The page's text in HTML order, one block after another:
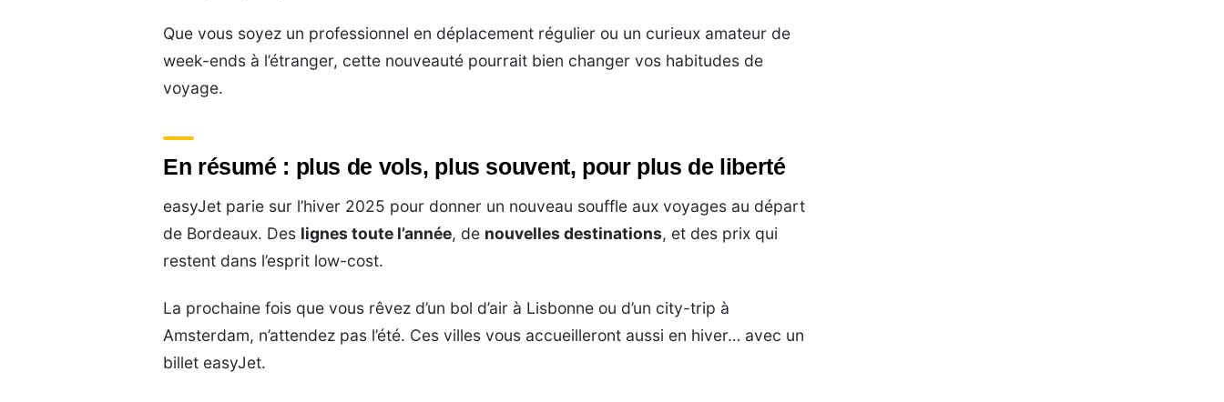
Que vous soyez un professionnel en déplacement régulier ou un curieux amateur de
week-ends à l’étranger, cette nouveauté pourrait bien changer vos habitudes de
voyage.
En résumé : plus de vols, plus souvent, pour plus de liberté
easyJet parie sur l’hiver 2025 pour donner un nouveau souffle aux voyages au départ
de Bordeaux. Des lignes toute l’année, de nouvelles destinations, et des prix qui
restent dans l’esprit low-cost.
La prochaine fois que vous rêvez d’un bol d’air à Lisbonne ou d’un city-trip à
Amsterdam, n’attendez pas l’été. Ces villes vous accueilleront aussi en hiver… avec un
billet easyJet.